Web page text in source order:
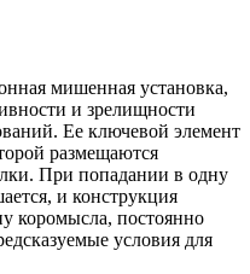
мишенная установка,
и зрелищности
Ее ключевой элемент
размещаются
При попадании в одну
и конструкция
коромысла, постоянно
условия для